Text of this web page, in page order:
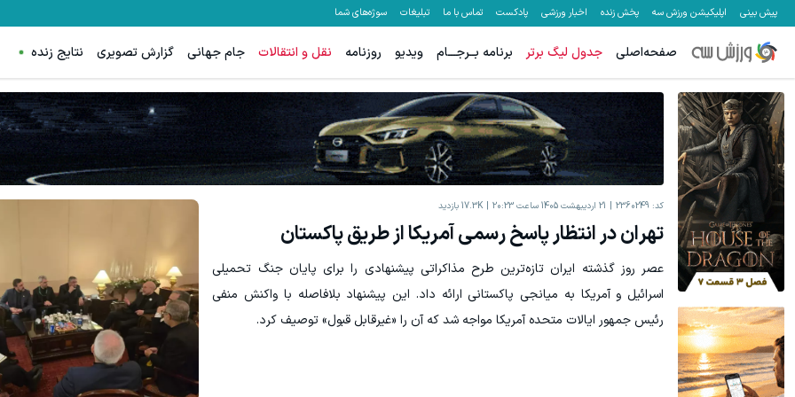
پیش بینی اپلیکیشن ورزش سه پخش زنده اخبار ورزشی پادکست تماس با ما تبلیغات سوژه‌های شما
صفحه‌اصلی جدول لیگ برتر برنامه بــرجـــام ویدیو روزنامه نقل و انتقالات جام جهانی گزارش تصویری نتایج زنده
کد: 2360249 21 اردیبهشت 1405 ساعت 20:23 17.3K بازدید
تهران در انتظار پاسخ رسمی آمریکا از طریق پاکستان
عصر روز گذشته ایران تازه‌ترین طرح مذاکراتی پیشنهادی را برای پایان جنگ تحمیلی
اسرائیل و آمریکا به میانجی پاکستانی ارائه داد. این پیشنهاد بلافاصله با واکنش منفی
رئیس جمهور ایالات متحده آمریکا مواجه شد که آن را «غیرقابل قبول» توصیف کرد.